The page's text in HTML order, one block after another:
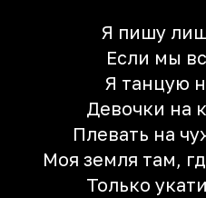
Я пишу
Если мы
Я танцую
Девочки на
Плевать на
Моя земля там,
Только